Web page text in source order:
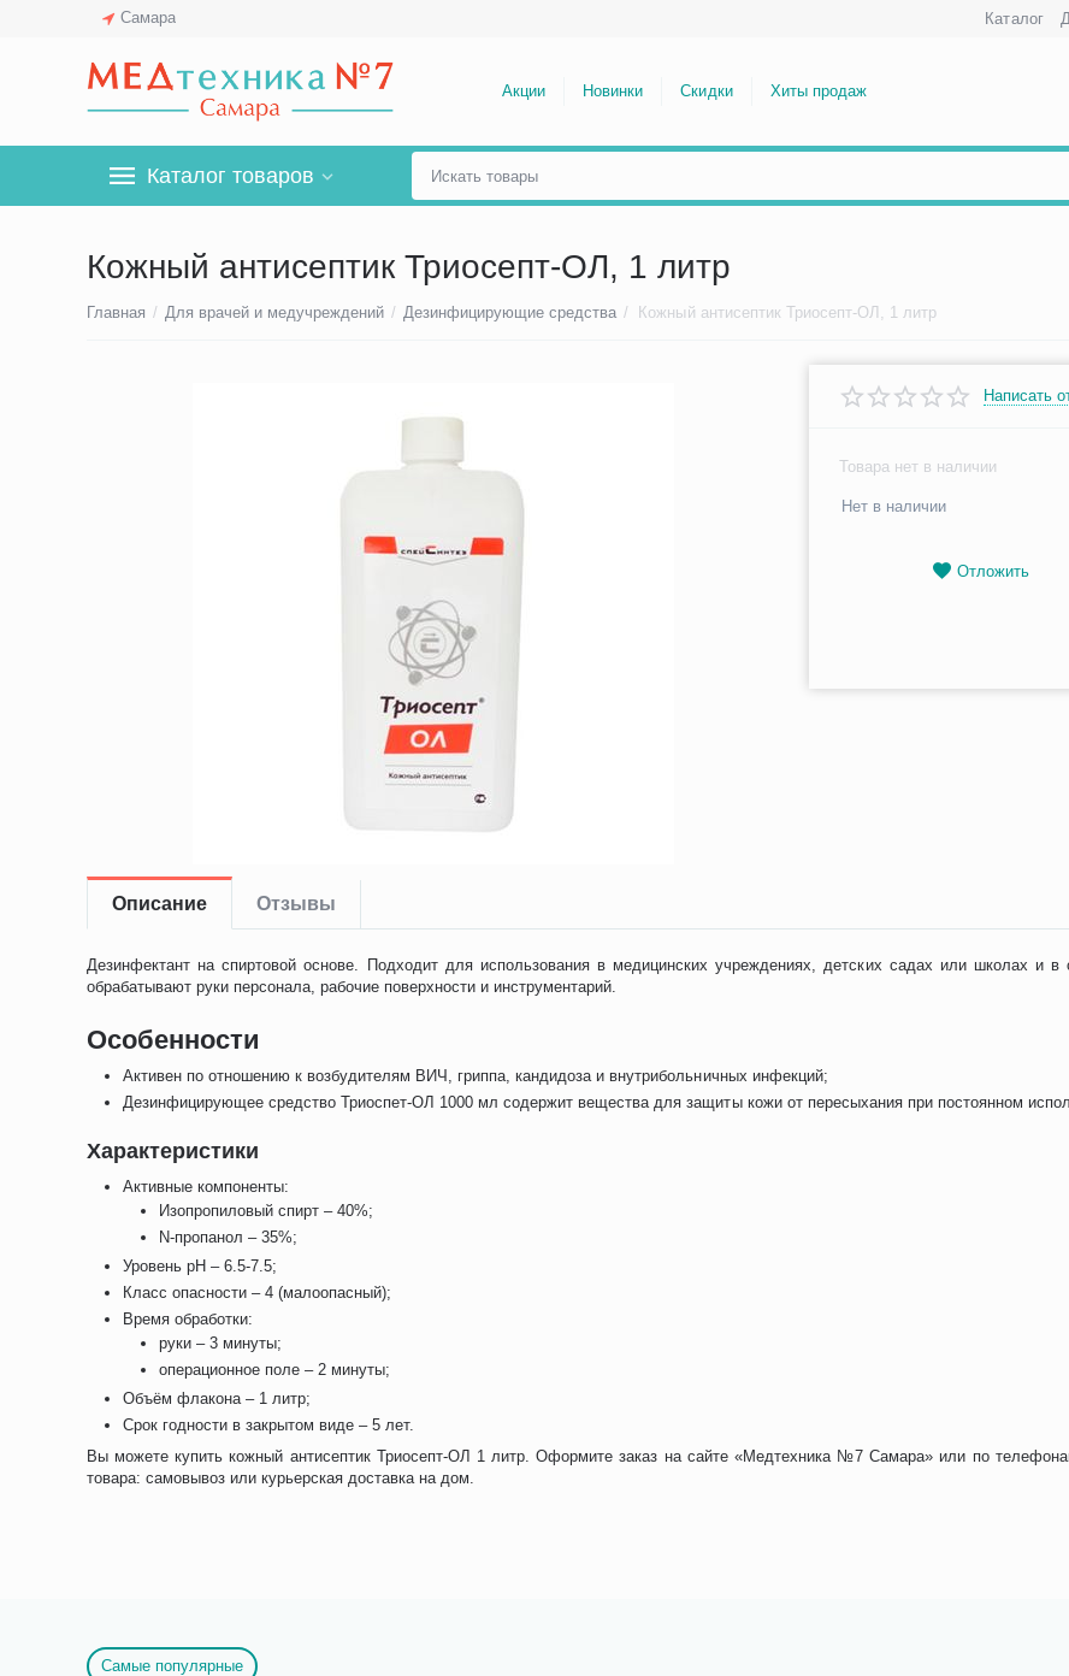
Самара Каталог
Акции Новинки Скидки Хиты продаж
Каталог товаров
Кожный антисептик Триосепт-ОЛ, 1 литр
Главная / Для врачей и медучреждений / Дезинфицирующие средства / Кожный антисептик Триосепт-ОЛ, 1 литр
Написать
Товара нет в наличии
Нет в наличии
Отложить
Описание Отзывы
Дезинфектант на спиртовой основе. Подходит для использования в медицинских учреждениях, детских садах или школах и
обрабатывают руки персонала, рабочие поверхности и инструментарий.
Особенности
Активен по отношению к возбудителям ВИЧ, гриппа, кандидоза и внутрибольничных инфекций;
Дезинфицирующее средство Триоспет-ОЛ 1000 мл содержит вещества для защиты кожи от пересыхания при постоянном
Характеристики
Активные компоненты:
Изопропиловый спирт – 40%;
N-пропанол – 35%;
Уровень pH – 6.5-7.5;
Класс опасности – 4 (малоопасный);
Время обработки:
руки – 3 минуты;
операционное поле – 2 минуты;
Объём флакона – 1 литр;
Срок годности в закрытом виде – 5 лет.
Вы можете купить кожный антисептик Триосепт-ОЛ 1 литр. Оформите заказ на сайте «Медтехника №7 Самара» или по
товара: самовывоз или курьерская доставка на дом.
Самые популярные